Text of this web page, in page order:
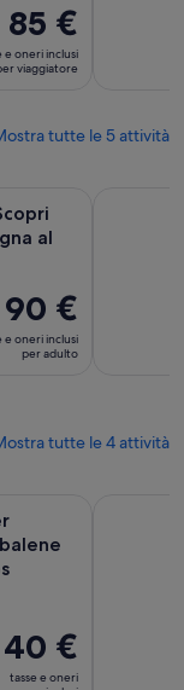
Il
prezzo
è
viaggiatore
85 €
e oneri inclusi
viaggiatore
tutte le 5 attività
al
Il
prezzo
è
90 €
e oneri inclusi
per adulto
tutte le 4 attività
Il
prezzo
40 €
tasse e oneri